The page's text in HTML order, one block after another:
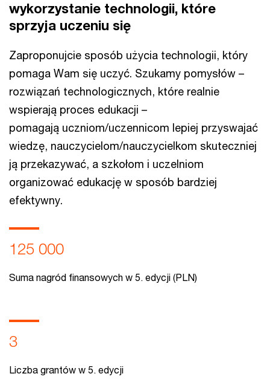
wykorzystanie technologii, które
sprzyja uczeniu się
Zaproponujcie sposób użycia technologii, który
pomaga Wam się uczyć. Szukamy pomysłów –
rozwiązań technologicznych, które realnie
wspierają proces edukacji –
pomagają uczniom/uczennicom lepiej przyswajać
wiedzę, nauczycielom/nauczycielkom skuteczniej
ją przekazywać, a szkołom i uczelniom
organizować edukację w sposób bardziej
efektywny.
125 000
Suma nagród finansowych w 5. edycji (PLN)
3
Liczba grantów w 5. edycji